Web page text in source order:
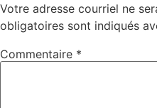
Votre adresse courriel ne
obligatoires sont indiqués
Commentaire *